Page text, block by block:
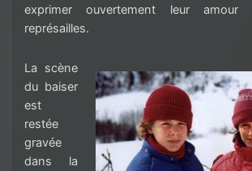
exprimer ouvertement leur
représailles.
La scène
du baiser
est
restée
gravée
dans la